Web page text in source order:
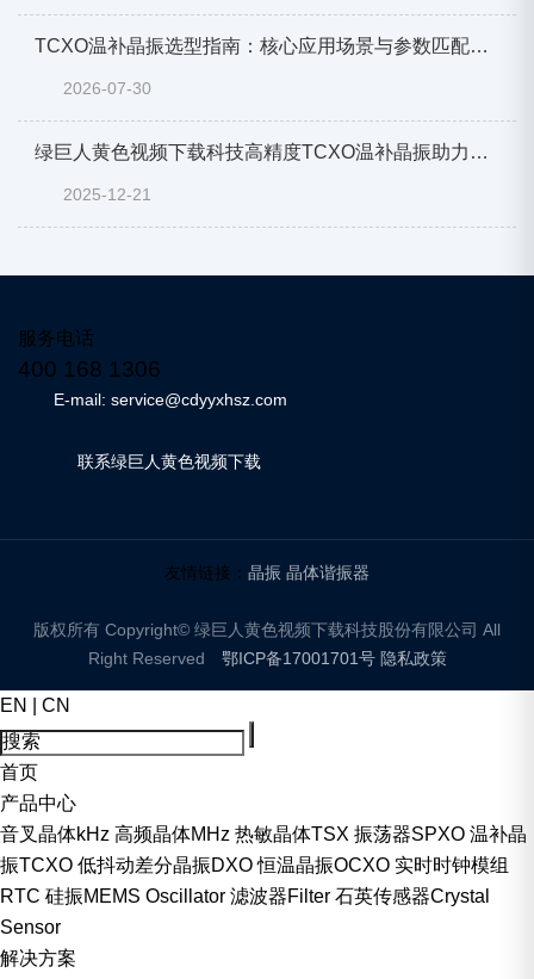
TCXO温补晶振选型指南：核心应用场景与参数匹配全
2026-07-30
绿巨人黄色视频下载科技高精度TCXO温补晶振助力航
2025-12-21
服务电话
400 168 1306
E-mail: service@cdyyxhsz.com
联系绿巨人黄色视频下载
友情链接： 晶振 晶体谐振器
版权所有 Copyright© 绿巨人黄色视频下载科技股份有限公司 All
Right Reserved
鄂ICP备17001701号 隐私政策
EN CN
首页
产品中心
音叉晶体kHz 高频晶体MHz 热敏晶体TSX 振荡器SPXO 温补晶
振TCXO 低抖动差分晶振DXO 恒温晶振OCXO 实时时钟模组
RTC 硅振MEMS Oscillator 滤波器Filter 石英传感器Crystal
Sensor
解决方案